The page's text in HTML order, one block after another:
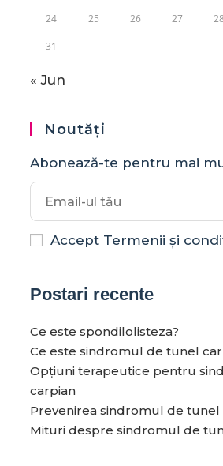
24 25 26 27 28
31
« Jun
Noutăți
Abonează-te pentru mai
Accept Termenii și
Postari recente
Ce este spondilolisteza?
Ce este sindromul de tunel
Opțiuni terapeutice pentru
carpian
Prevenirea sindromul de tunel
Mituri despre sindromul de